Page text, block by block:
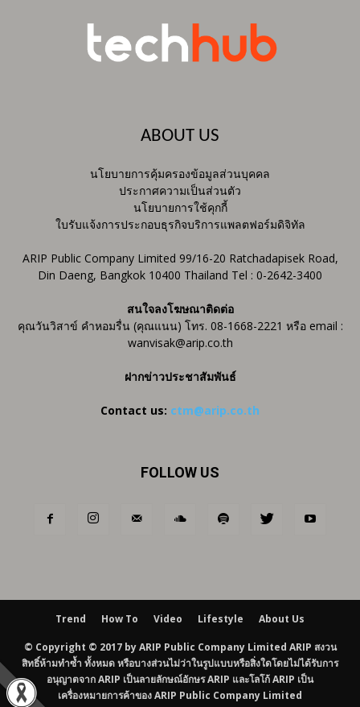
ABOUT US
นโยบายการคุ้มครองข้อมูลส่วนบุคคล
ประกาศความเป็นส่วนตัว
นโยบายการใช้คุกกี้
ใบรับแจ้งการประกอบธุรกิจบริการแพลตฟอร์มดิจิทัล
ARIP Public Company Limited 99/16-20 Ratchadapisek Road,
Din Daeng, Bangkok 10400 Thailand Tel : 0-2642-3400
สนใจลงโฆษณาติดต่อ
คุณวันวิสาข์ คำหอมรื่น (คุณแนน) โทร. 08-1668-2221 หรือ email :
wanvisak@arip.co.th
ฝากข่าวประชาสัมพันธ์
Contact us: ctm@arip.co.th
FOLLOW US
Trend How To Video Lifestyle About Us
© Copyright © 2017 by ARIP Public Company Limited ARIP สงวน
สิทธิ์ห้ามทำซ้ำ ทั้งหมด หรือบางส่วนไม่ว่าในรูปแบบหรือสิ่งใดโดยไม่ได้รับการ
อนุญาตจาก ARIP เป็นลายลักษณ์อักษร ARIP และโลโก้ ARIP เป็น
เครื่องหมายการค้าของ ARIP Public Company Limited